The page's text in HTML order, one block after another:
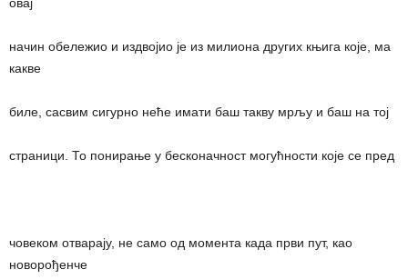
начин обележио и издвојио је из милиона других књига које, ма
какве
биле, сасвим сигурно неће имати баш такву мрљу и баш на тој
страници. То понирање у бесконачност могућности које се пред
човеком отварају, не само од момента када први пут, као
новорођенче